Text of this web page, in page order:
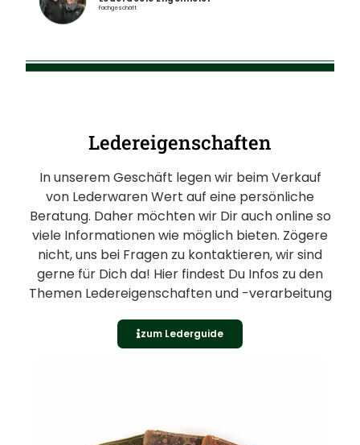
Fachgeschäft
Ledereigenschaften
In unserem Geschäft legen wir beim Verkauf
von Lederwaren Wert auf eine persönliche
Beratung. Daher möchten wir Dir auch online so
viele Informationen wie möglich bieten. Zögere
nicht, uns bei Fragen zu kontaktieren, wir sind
gerne für Dich da! Hier findest Du Infos zu den
Themen Ledereigenschaften und -verarbeitung
zum Lederguide